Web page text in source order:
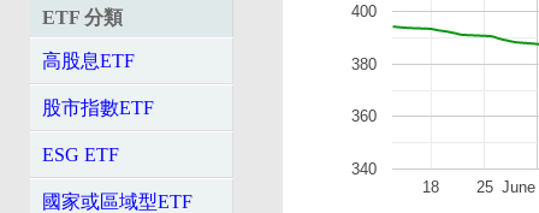
ETF 分類
高股息ETF
股市指數ETF
ESG ETF
國家或區域型ETF
June
18 25
340
360
380
400